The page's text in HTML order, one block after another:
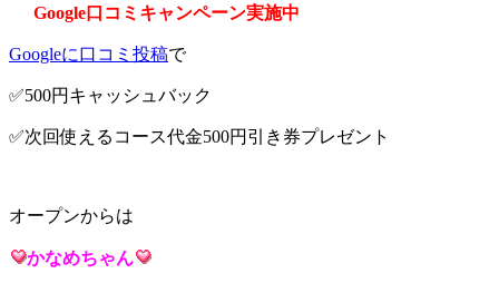
Google口コミキャンペーン実施中
Googleに口コミ投稿で
✅500円キャッシュバック
✅次回使えるコース代金500円引き券プレゼント
オープンからは
かなめちゃん